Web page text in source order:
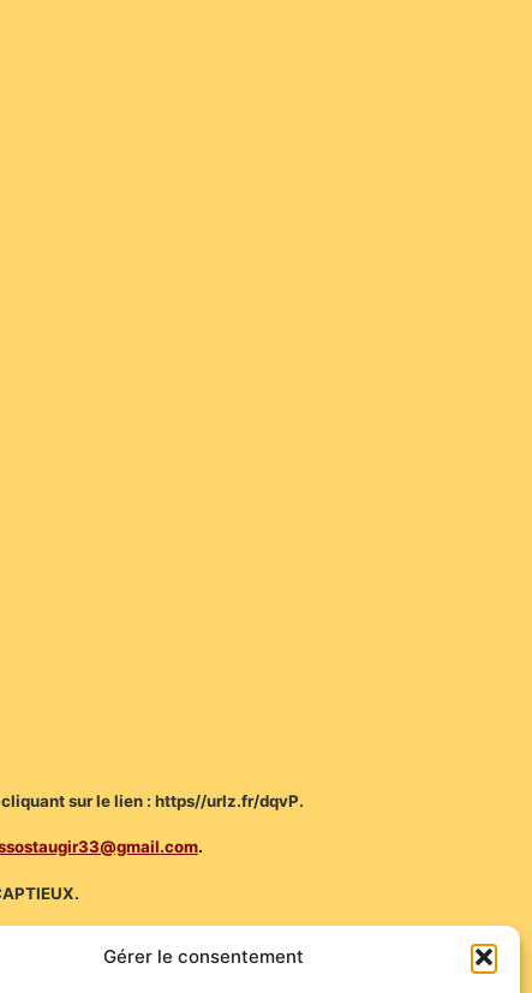
Gérer le consentement
cliquant sur le lien : https//urlz.fr/dqvP.
.